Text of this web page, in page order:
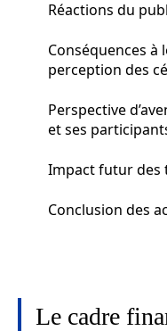
Réactions du
Conséquences à
perception des
Perspective
et ses
Impact futur des
Conclusion des
Le cadre